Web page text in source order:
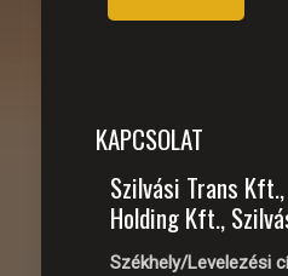
KAPCSOLAT
Szilvási Trans
Holding Kft.,
Székhely/Levelezési